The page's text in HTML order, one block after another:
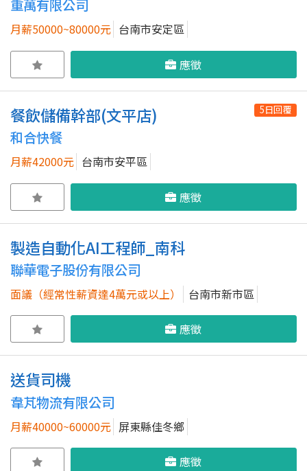
重萬有限公司
月薪50000~80000元 台南市安定區
應徵
餐飲儲備幹部(文平店) 5日回覆
和合快餐
月薪42000元 台南市安平區
應徵
製造自動化AI工程師_南科
聯華電子股份有限公司
面議（經常性薪資達4萬元或以上） 台南市新市區
應徵
送貨司機
韋芃物流有限公司
月薪40000~60000元 屏東縣佳冬鄉
應徵